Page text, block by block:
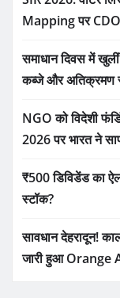
Mapping पर
समाधान दिवस में
कब्जे और
NGO को विदेशी
2026 पर भारत ने
₹500 डिविडेंड का
स्टॉक?
सावधान देहरादून!
जारी हुआ Orange